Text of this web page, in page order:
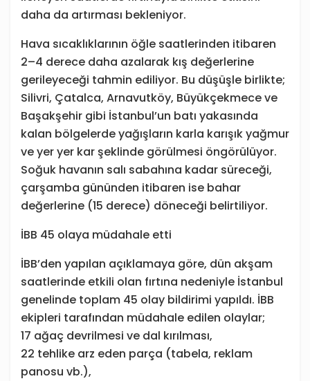
daha da artırması bekleniyor.
Hava sıcaklıklarının öğle saatlerinden itibaren
2–4 derece daha azalarak kış değerlerine
gerileyeceği tahmin ediliyor. Bu düşüşle birlikte;
Silivri, Çatalca, Arnavutköy, Büyükçekmece ve
Başakşehir gibi İstanbul’un batı yakasında
kalan bölgelerde yağışların karla karışık yağmur
ve yer yer kar şeklinde görülmesi öngörülüyor.
Soğuk havanın salı sabahına kadar süreceği,
çarşamba gününden itibaren ise bahar
değerlerine (15 derece) döneceği belirtiliyor.
İBB 45 olaya müdahale etti
İBB’den yapılan açıklamaya göre, dün akşam
saatlerinde etkili olan fırtına nedeniyle İstanbul
genelinde toplam 45 olay bildirimi yapıldı. İBB
ekipleri tarafından müdahale edilen olaylar;
17 ağaç devrilmesi ve dal kırılması,
22 tehlike arz eden parça (tabela, reklam
panosu vb.),